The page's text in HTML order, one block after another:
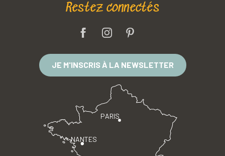
Restez connectés
JE M'INSCRIS À LA NEWSLETTER
PARIS
NANTES